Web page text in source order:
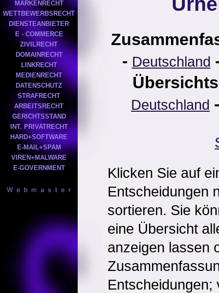
MARKENRECHT
WETTBEWERBSRECHT
DIENSTEANBIETER
E - COMMERCE
ZIVILRECHT
DOMAINRECHT
LINKRECHT
MEDIENRECHT
DATENSCHUTZ
STRAFRECHT
ARBEITSRECHT
GERICHTSSTAND
INT. PRIVATRECHT
HARD+SOFTWARE
E-MAIL+SPAM
VIREN+MALWARE
E-GOVERNMENT
W e b m a s t e r
- Deutschland
Deutschland
Klicken Sie auf
Entscheidungen
sortieren. Sie
eine Übersicht
anzeigen lassen
Entscheidungen;